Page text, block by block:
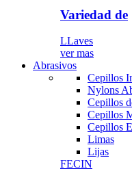
Variedad de
LLaves
ver mas
Abrasivos
Cepillos
Nylons
Cepillos
Cepillos
Cepillos
Limas
Lijas
FECIN